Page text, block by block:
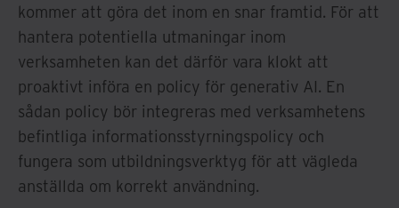
kommer att göra det inom en snar framtid. För att
hantera potentiella utmaningar inom
verksamheten kan det därför vara klokt att
proaktivt införa en policy för generativ AI. En
sådan policy bör integreras med verksamhetens
befintliga informationsstyrningspolicy och
fungera som utbildningsverktyg för att vägleda
anställda om korrekt användning.